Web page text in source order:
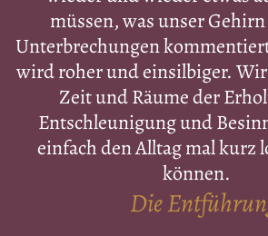
müssen, was unser
Unterbrechungen
wird roher und einsilbiger.
Zeit und Räume der
Entschleunigung und
einfach den Alltag mal kurz
können.
Die